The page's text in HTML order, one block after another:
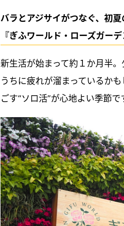
バラとアジサイがつなぐ、初
『ぎふワールド・ローズガー
新生活が始まって約１か月半
うちに疲れが溜まっているか
ごす“ソロ活”が心地よい季節で